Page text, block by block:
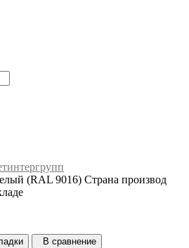
(RAL 9016) Страна производ
В сравнение